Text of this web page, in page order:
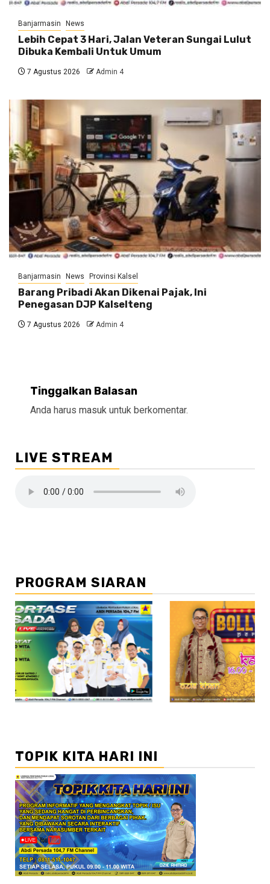
Banjarmasin News
Lebih Cepat 3 Hari, Jalan Veteran Sungai Lulut
Dibuka Kembali Untuk Umum
7 Agustus 2026 Admin 4
Banjarmasin News Provinsi Kalsel
Barang Pribadi Akan Dikenai Pajak, Ini
Penegasan DJP Kalselteng
7 Agustus 2026 Admin 4
Tinggalkan Balasan
Anda harus masuk untuk berkomentar.
LIVE STREAM
PROGRAM SIARAN
//2
TOPIK KITA HARI INI